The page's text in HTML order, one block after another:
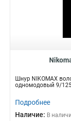
Шнур NIKOMAX
одномодовый 9/
Подробнее
Наличие: В